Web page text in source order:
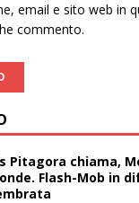
email e sito web in
commento.
Pitagora chiama,
Flash-Mob in